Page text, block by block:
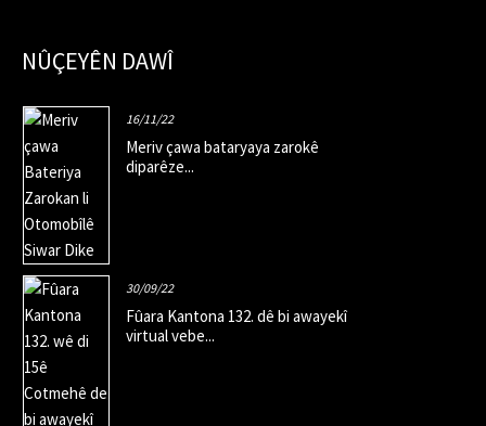
NÛÇEYÊN DAWÎ
16/11/22
Meriv çawa bataryaya zarokê
diparêze...
30/09/22
Fûara Kantona 132. dê bi awayekî
virtual vebe...